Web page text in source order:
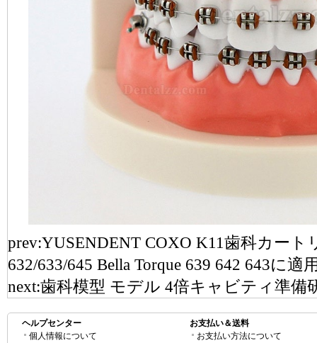
prev:YUSENDENT COXO K11歯科カート
632/633/645 Bella Torque 639 642 643に適
next:歯科模型 モデル 4倍キャビティ準備
ヘルプセンター
個人情報について
お支払い＆送料
お支払い方法について